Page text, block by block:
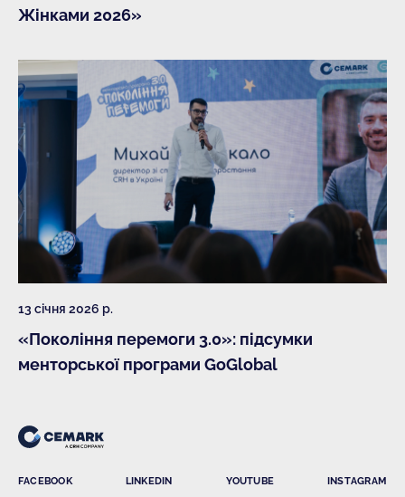
Жінками 2026»
13 січня 2026 р.
«Покоління перемоги 3.0»: підсумки
менторської програми GoGlobal
FACEBOOK LINKEDIN YOUTUBE INSTAGRAM